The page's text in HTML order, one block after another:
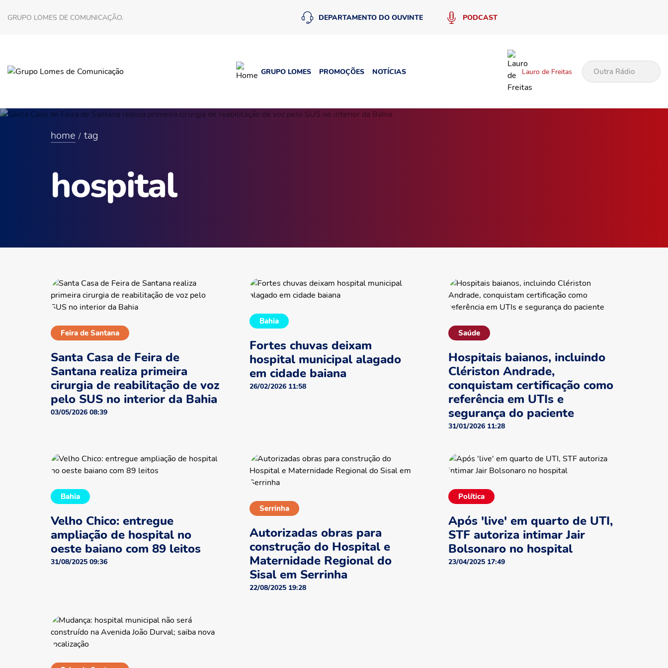
GRUPO LOMES DE COMUNICAÇÃO. DEPARTAMENTO DO OUVINTE PODCAST
GRUPO LOMES PROMOÇÕES NOTÍCIAS Lauro de Freitas Outra Rádio
home tag
hospital
Feira de Santana
Santa Casa de Feira de
Santana realiza primeira
cirurgia de reabilitação de voz
pelo SUS no interior da Bahia
03/05/2026 08:39
Bahia
Fortes chuvas deixam
hospital municipal alagado
em cidade baiana
26/02/2026 11:58
Saúde
Hospitais baianos, incluindo
Clériston Andrade,
conquistam certificação como
referência em UTIs e
segurança do paciente
31/01/2026 11:28
Bahia
Velho Chico: entregue
ampliação de hospital no
oeste baiano com 89 leitos
31/08/2025 09:36
Serrinha
Autorizadas obras para
construção do Hospital e
Maternidade Regional do
Sisal em Serrinha
22/08/2025 19:28
Política
Após 'live' em quarto de UTI,
STF autoriza intimar Jair
Bolsonaro no hospital
23/04/2025 17:49